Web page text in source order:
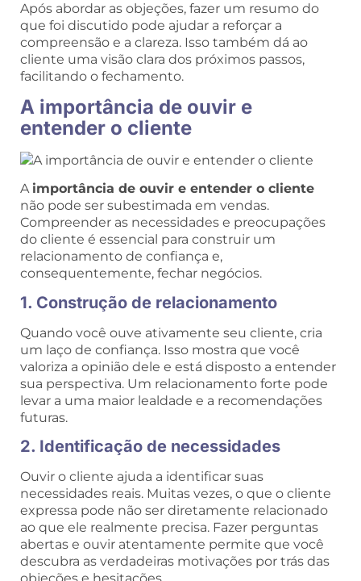
Após abordar as objeções, fazer um resumo do
que foi discutido pode ajudar a reforçar a
compreensão e a clareza. Isso também dá ao
cliente uma visão clara dos próximos passos,
facilitando o fechamento.
A importância de ouvir e
entender o cliente
A importância de ouvir e entender o cliente
não pode ser subestimada em vendas.
Compreender as necessidades e preocupações
do cliente é essencial para construir um
relacionamento de confiança e,
consequentemente, fechar negócios.
1. Construção de relacionamento
Quando você ouve ativamente seu cliente, cria
um laço de confiança. Isso mostra que você
valoriza a opinião dele e está disposto a entender
sua perspectiva. Um relacionamento forte pode
levar a uma maior lealdade e a recomendações
futuras.
2. Identificação de necessidades
Ouvir o cliente ajuda a identificar suas
necessidades reais. Muitas vezes, o que o cliente
expressa pode não ser diretamente relacionado
ao que ele realmente precisa. Fazer perguntas
abertas e ouvir atentamente permite que você
descubra as verdadeiras motivações por trás das